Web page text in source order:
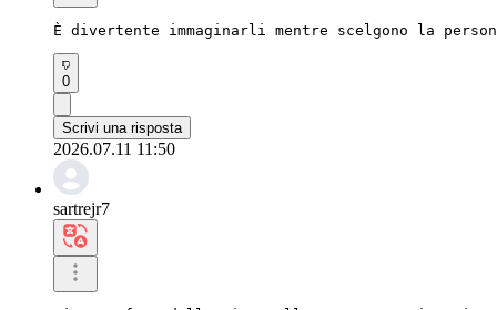
È divertente immaginarli mentre scelgono la
0
Scrivi una risposta
2026.07.11 11:50
sartrejr7